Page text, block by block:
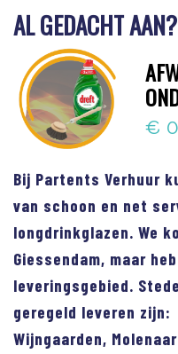
Bij Partents Verhuur
van schoon en net
longdrinkglazen. We
Giessendam, maar
leveringsgebied.
geregeld leveren
Wijngaarden,
AL GEDACHT AAN?
€